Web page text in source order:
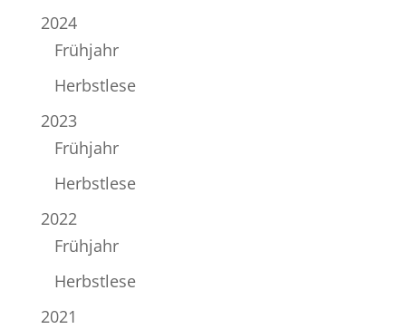
2024
Frühjahr
Herbstlese
2023
Frühjahr
Herbstlese
2022
Frühjahr
Herbstlese
2021